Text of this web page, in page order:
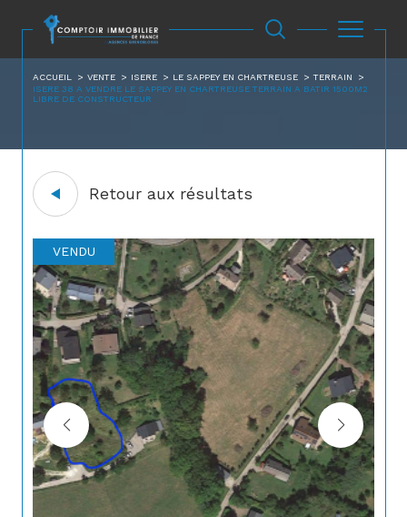
ACCUEIL VENTE ISERE LE SAPPEY EN CHARTREUSE
TERRAIN
ISERE 38 A VENDRE LE SAPPEY EN CHARTREUSE TERRAIN A BATIR 1500M2
LIBRE DE CONSTRUCTEUR
Retour aux résultats
VENDU